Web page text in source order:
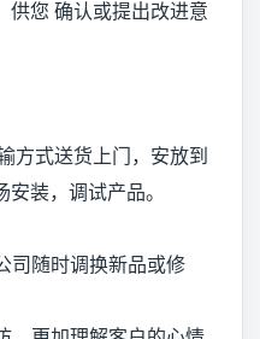
供您 确认或提出改进意
式送货上门，安放到
装，调试产品。
随时调换新品或修